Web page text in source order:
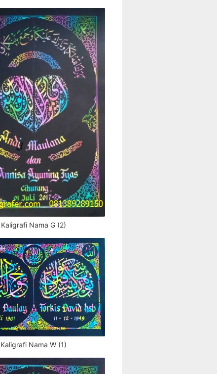
Kaligrafi Nama G (2)
Kaligrafi Nama W (1)